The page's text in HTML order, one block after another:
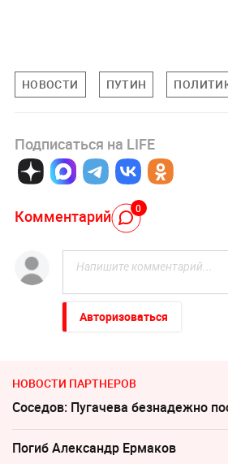
НОВОСТИ ПУТИН
Подписаться на LIFE
Комментарий 0
Авторизоваться
НОВОСТИ ПАРТНЕРОВ
Соседов: Пугачева безнадежно
Погиб Александр Ермаков